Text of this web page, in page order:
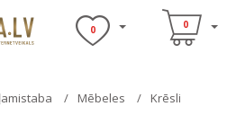
0 0
Mēbeles
Krēsli